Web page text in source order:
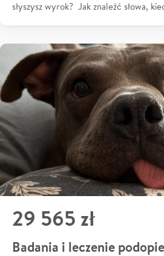
słyszysz wyrok? Jak znaleźć słowa,
29 565 zł
Badania i leczenie